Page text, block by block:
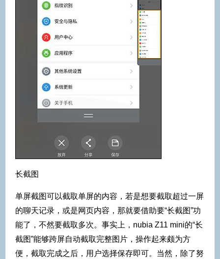
长截图
单屏截图可以截取单屏的内容，若是想要截取超过一屏
的聊天记录，或是网页内容，那就要借助要“长截图”功
能了，不然要截取多次。事实上，nubia Z11 mini的“长
截图”能够跨屏自动截取完整图片，操作起来颇为方
便，截取完成之后，用户选择保存即可。当然，除了努